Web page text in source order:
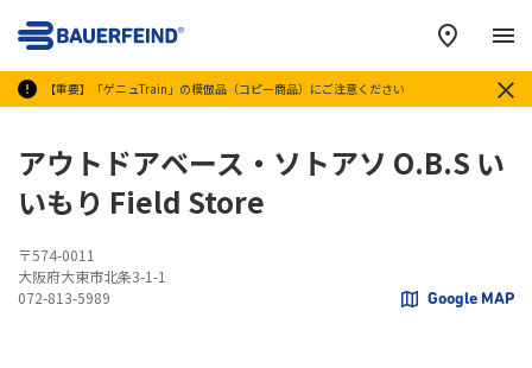
【重要】「ゲニュTrain」の模倣品（コピー商品）にご注意ください
メ
アウトドアベース・ソトアソ O.B.S い
いもり Field Store
〒574-0011
大阪府大東市北条3-1-1
072-813-5989
Google MAP